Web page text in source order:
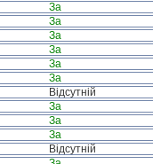
За
За
За
За
За
За
Відсутній
За
За
За
Відсутній